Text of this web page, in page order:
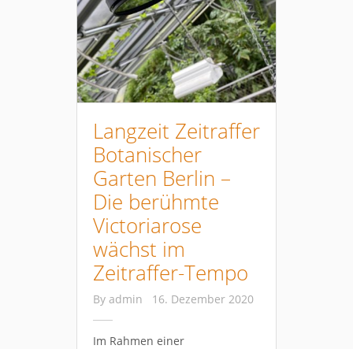
Langzeit Zeitraffer
Botanischer
Garten Berlin –
Die berühmte
Victoriarose
wächst im
Zeitraffer-Tempo
By admin 16. Dezember 2020
Im Rahmen einer